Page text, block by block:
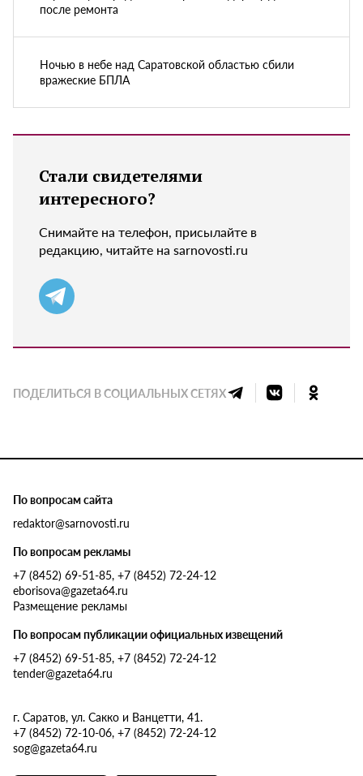
после ремонта
Ночью в небе над Саратовской областью сбили
вражеские БПЛА
Стали свидетелями
интересного?
Снимайте на телефон, присылайте в
редакцию, читайте на sarnovosti.ru
ПОДЕЛИТЬСЯ В СОЦИАЛЬНЫХ СЕТЯХ
По вопросам сайта
redaktor@sarnovosti.ru
По вопросам рекламы
+7 (8452) 69-51-85, +7 (8452) 72-24-12
eborisova@gazeta64.ru
Размещение рекламы
По вопросам публикации официальных извещений
+7 (8452) 69-51-85, +7 (8452) 72-24-12
tender@gazeta64.ru
г. Саратов, ул. Сакко и Ванцетти, 41.
+7 (8452) 72-10-06, +7 (8452) 72-24-12
sog@gazeta64.ru